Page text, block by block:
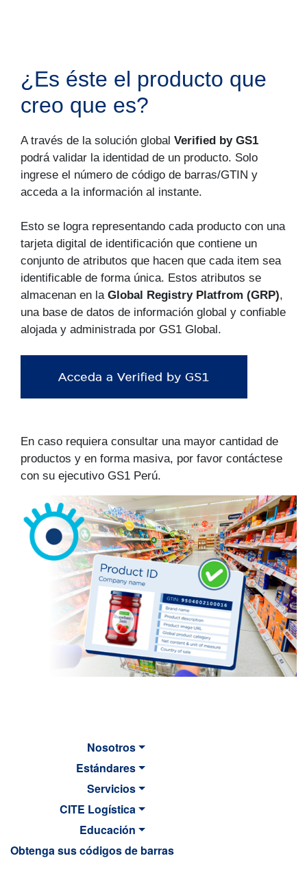
¿Es éste el producto que
creo que es?
A través de la solución global Verified by GS1
podrá validar la identidad de un producto. Solo
ingrese el número de código de barras/GTIN y
acceda a la información al instante.
Esto se logra representando cada producto con una
tarjeta digital de identificación que contiene un
conjunto de atributos que hacen que cada item sea
identificable de forma única. Estos atributos se
almacenan en la Global Registry Platfrom (GRP),
una base de datos de información global y confiable
alojada y administrada por GS1 Global.
En caso requiera consultar una mayor cantidad de
productos y en forma masiva, por favor contáctese
con su ejecutivo GS1 Perú.
MAIN NAVIGATION
Nosotros
Estándares
Servicios
CITE Logística
Educación
Obtenga sus códigos de barras